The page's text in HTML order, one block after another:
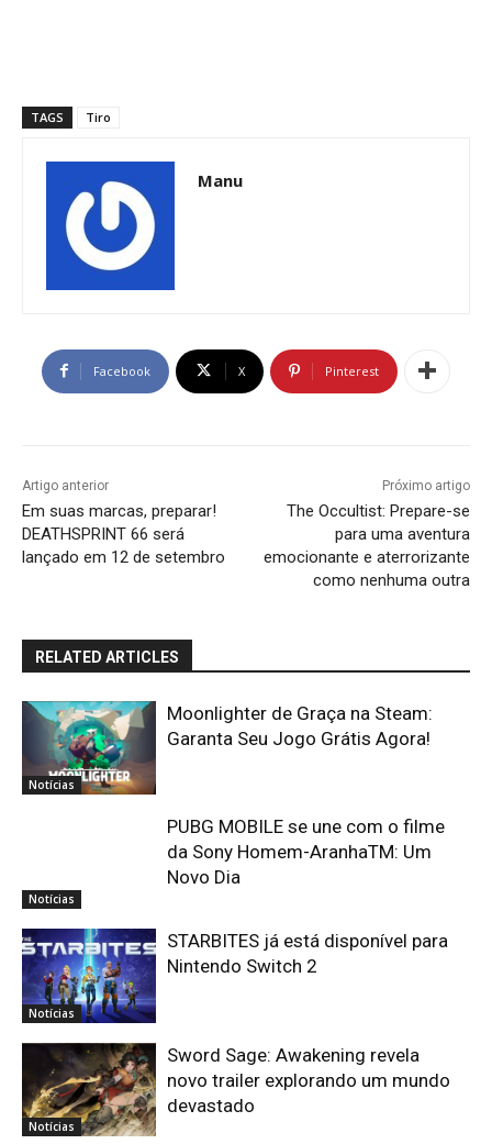
TAGS Tiro
Manu
Facebook X Pinterest
Artigo anterior
Em suas marcas, preparar!
DEATHSPRINT 66 será
lançado em 12 de setembro
Próximo artigo
The Occultist: Prepare-se
para uma aventura
emocionante e aterrorizante
como nenhuma outra
RELATED ARTICLES
Notícias
Moonlighter de Graça na Steam:
Garanta Seu Jogo Grátis Agora!
Notícias
PUBG MOBILE se une com o filme
da Sony Homem-AranhaTM: Um
Novo Dia
Notícias
STARBITES já está disponível para
Nintendo Switch 2
Notícias
Sword Sage: Awakening revela
novo trailer explorando um mundo
devastado